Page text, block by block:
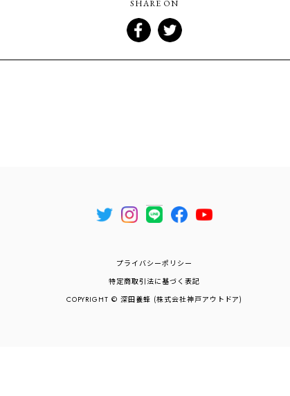
SHARE ON
プライバシーポリシー
特定商取引法に基づく表記
COPYRIGHT © 深田養蜂 (株式会社神戸アウトドア)